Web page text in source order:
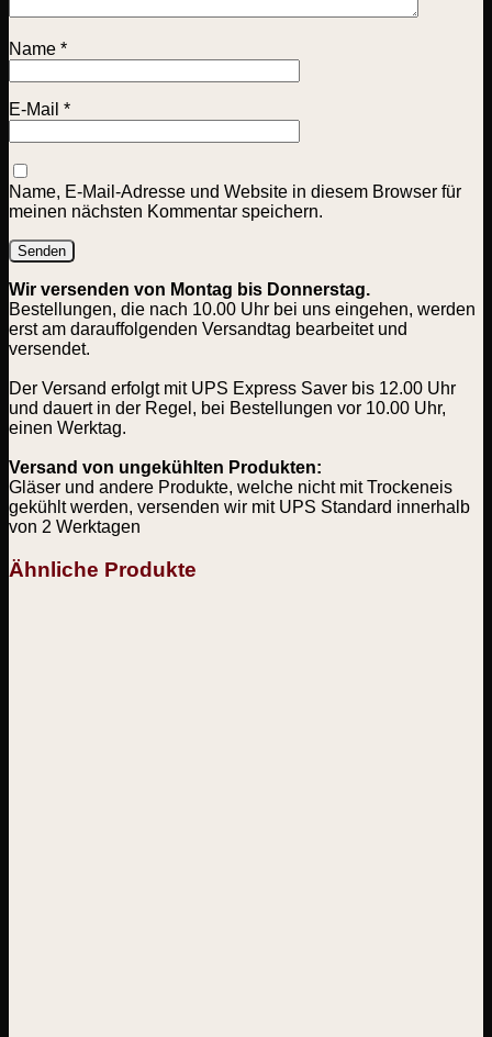
Name *
E-Mail *
Name, E-Mail-Adresse und Website in diesem Browser für
meinen nächsten Kommentar speichern.
Wir versenden von Montag bis Donnerstag.
Bestellungen, die nach 10.00 Uhr bei uns eingehen, werden
erst am darauffolgenden Versandtag bearbeitet und
versendet.
Der Versand erfolgt mit UPS Express Saver bis 12.00 Uhr
und dauert in der Regel, bei Bestellungen vor 10.00 Uhr,
einen Werktag.
Versand von ungekühlten Produkten:
Gläser und andere Produkte, welche nicht mit Trockeneis
gekühlt werden, versenden wir mit UPS Standard innerhalb
von 2 Werktagen
Ähnliche Produkte